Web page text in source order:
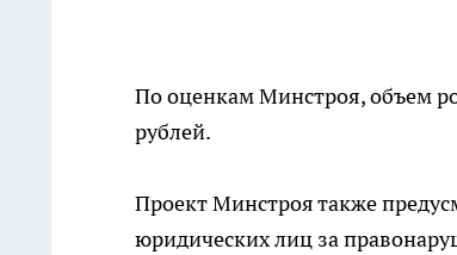
По оценкам Минстроя, объем
рублей.
Проект Минстроя также
юридических лиц за